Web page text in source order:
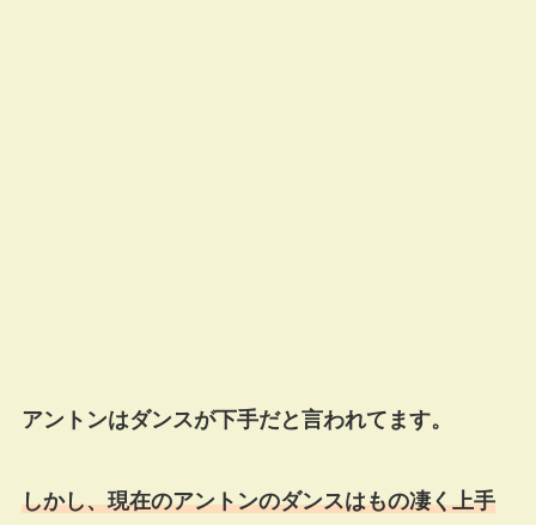
アントンはダンスが下手だと言われてます。
しかし、現在のアントンのダンスはもの凄く上手